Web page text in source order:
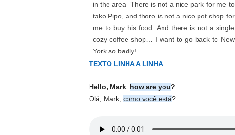
in the area. There is not a nice park for me to
take Pipo, and there is not a nice pet shop for
me to buy his food. And there is not a single
cozy coffee shop… I want to go back to New
York so badly!
TEXTO LINHA A LINHA
Hello, Mark, how are you?
Olá, Mark, como você está?